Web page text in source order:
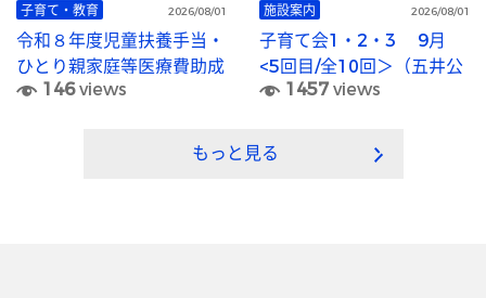
子育て・教育 2026/08/01
令和８年度児童扶養手当・
ひとり親家庭等医療費助成
「現況届」の提出について
146views
施設案内 2026/08/01
子育て会1・2・3 9月
<5回目/全10回＞（五井公
民館)1457views
もっと見る